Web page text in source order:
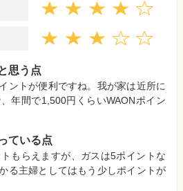
思う点
ントが便利ですね。我が家は近所に
年間で1,500円くらいWAONポイン
ている点
もらえますが、ガスは5ポイントな
る主婦としてはもう少しポイントが